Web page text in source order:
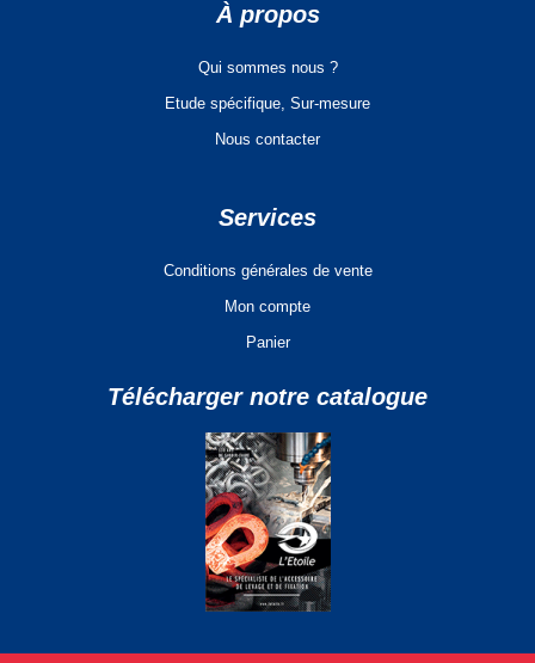
À propos
Qui sommes nous ?
Etude spécifique, Sur-mesure
Nous contacter
Services
Conditions générales de vente
Mon compte
Panier
Télécharger notre catalogue